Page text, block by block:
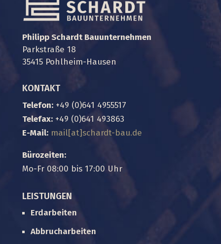
Philipp Schardt Bauunternehmen
Parkstraße 18
35415 Pohlheim-Hausen
KONTAKT
Telefon:+49 (0)641 4955517
Telefax:+49 (0)641 493863
E-Mail: mail[at]schardt-bau.de
Bürozeiten:
Mo-Fr 08:00 bis 17:00 Uhr
LEISTUNGEN
Erdarbeiten
Abbrucharbeiten